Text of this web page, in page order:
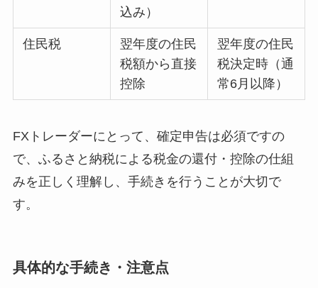
込み）
住民税
翌年度の住民
税額から直接
控除
翌年度の住民
税決定時（通
常6月以降）
FXトレーダーにとって、確定申告は必須ですの
で、ふるさと納税による税金の還付・控除の仕組
みを正しく理解し、手続きを行うことが大切で
す。
具体的な手続き・注意点